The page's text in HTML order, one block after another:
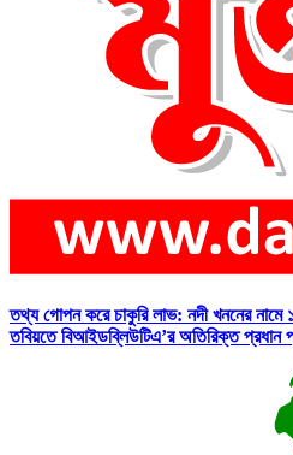
তথ্য গোপন করে চাকুরি লাভ: নদী খননের নামে
তবিয়তে বিআইডব্লিউটিএ’র অতিরিক্ত প্রধান